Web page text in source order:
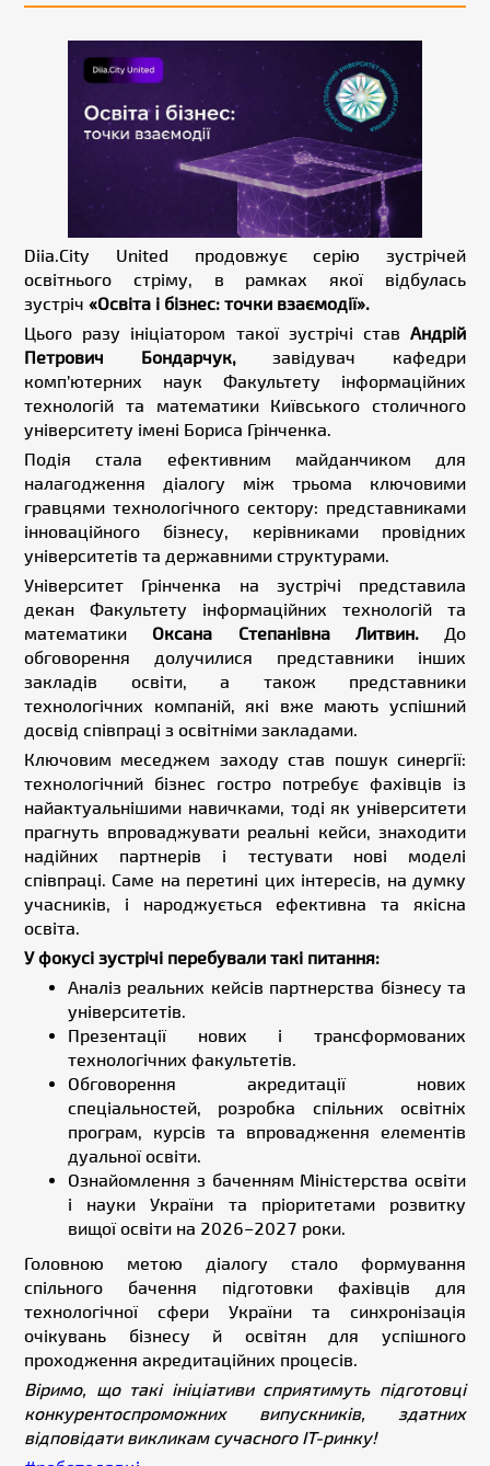
Diia.City United продовжує серію зустрічей
освітнього стріму, в рамках якої відбулась
зустріч «Освіта і бізнес: точки взаємодії».
Цього разу ініціатором такої зустрічі став Андрій
Петрович Бондарчук,завідувач кафедри
комп’ютерних наук Факультету інформаційних
технологій та математики Київського столичного
університету імені Бориса Грінченка.
Подія стала ефективним майданчиком для
налагодження діалогу між трьома ключовими
гравцями технологічного сектору: представниками
інноваційного бізнесу, керівниками провідних
університетів та державними структурами.
Університет Грінченка на зустрічі представила
декан Факультету інформаційних технологій та
математики Оксана Степанівна Литвин.До
обговорення долучилися представники інших
закладів освіти, а також представники
технологічних компаній, які вже мають успішний
досвід співпраці з освітніми закладами.
Ключовим меседжем заходу став пошук синергії:
технологічний бізнес гостро потребує фахівців із
найактуальнішими навичками, тоді як університети
прагнуть впроваджувати реальні кейси, знаходити
надійних партнерів і тестувати нові моделі
співпраці. Саме на перетині цих інтересів, на думку
учасників, і народжується ефективна та якісна
освіта.
У фокусі зустрічі перебували такі питання:
Аналіз реальних кейсів партнерства бізнесу та
університетів.
Презентації нових і трансформованих
технологічних факультетів.
Обговорення акредитації нових
спеціальностей, розробка спільних освітніх
програм, курсів та впровадження елементів
дуальної освіти.
Ознайомлення з баченням Міністерства освіти
і науки України та пріоритетами розвитку
вищої освіти на 2026–2027 роки.
Головною метою діалогу стало формування
спільного бачення підготовки фахівців для
технологічної сфери України та синхронізація
очікувань бізнесу й освітян для успішного
проходження акредитаційних процесів.
Віримо, що такі ініціативи сприятимуть підготовці
конкурентоспроможних випускників, здатних
відповідати викликам сучасного IT-ринку!